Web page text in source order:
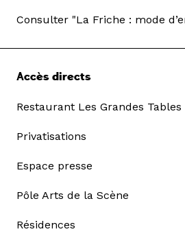
Consulter "La Friche : mode
Accès directs
Restaurant Les Grandes Tables
Privatisations
Espace presse
Pôle Arts de la Scène
Résidences